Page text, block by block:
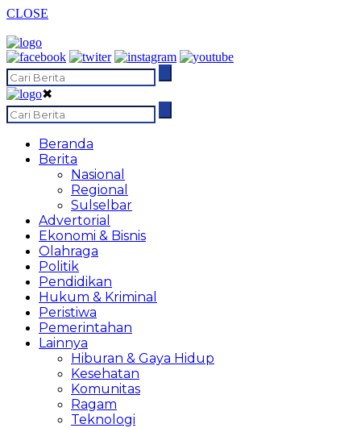
CLOSE
✖
Beranda
Berita
Nasional
Regional
Sulselbar
Advertorial
Ekonomi & Bisnis
Olahraga
Politik
Pendidikan
Hukum & Kriminal
Peristiwa
Pemerintahan
Lainnya
Hiburan & Gaya Hidup
Kesehatan
Komunitas
Ragam
Teknologi